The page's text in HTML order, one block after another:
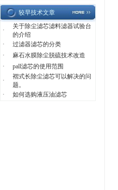
较早技术文章
·
关于除尘滤芯滤料滤器试验台
的介绍
·
过滤器滤芯的分类
·
麻石水膜除尘脱硫技术改造
·
pall滤芯的使用范围
·
褶式长除尘滤芯可以解决的问
题。
·
如何选购液压油滤芯